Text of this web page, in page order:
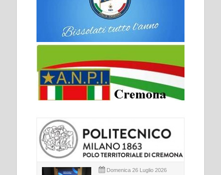
Domenica 26 Luglio 2026